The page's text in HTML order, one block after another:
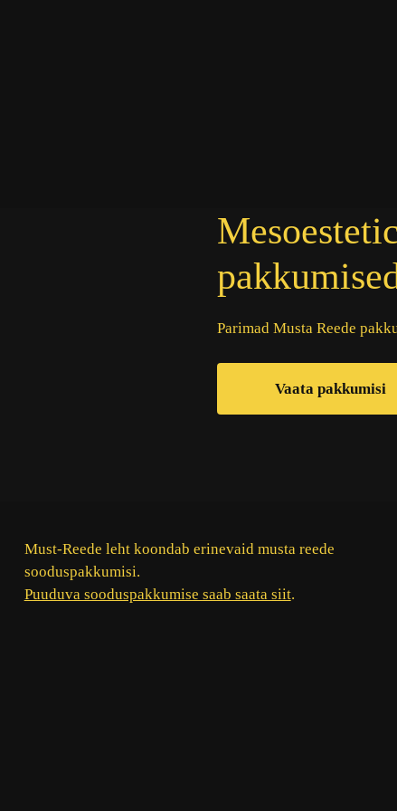
Parimad Musta Reede
Vaata pakkumisi
Must-Reede leht koondab erinevaid musta reede
sooduspakkumisi.
Puuduva sooduspakkumise saab saata siit.